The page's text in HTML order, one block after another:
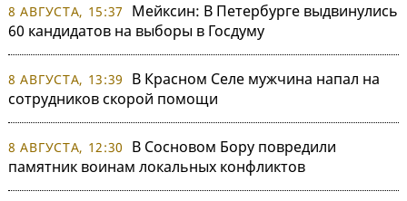
8 АВГУСТА, 15:37
Мейксин: В Петербурге выдвинулись
60 кандидатов на выборы в Госдуму
8 АВГУСТА, 13:39
В Красном Селе мужчина напал на
сотрудников скорой помощи
8 АВГУСТА, 12:30
В Сосновом Бору повредили
памятник воинам локальных конфликтов